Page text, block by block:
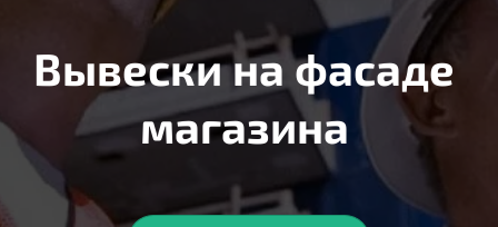
Вывески на фасаде
магазина